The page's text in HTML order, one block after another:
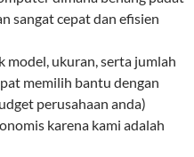
sangat cepat dan efisien
model, ukuran, serta jumlah
memilih bantu dengan
perusahaan anda)
karena kami adalah